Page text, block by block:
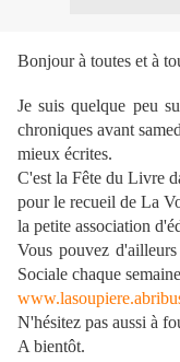
Bonjour à toutes et à
Je suis quelque peu
chroniques avant
mieux écrites.
C'est la Fête du Livre
pour le recueil de La
la petite association
Vous pouvez
Sociale chaque
N'hésitez pas aussi à
A bientôt.